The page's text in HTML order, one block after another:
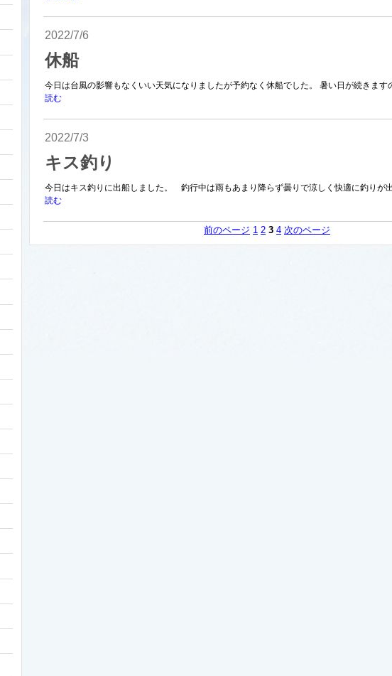
2022/7/6
休船
今日は台風の影響もなくいい天気になりましたが予約なく休船でした。 暑い日が続きます
読む
2022/7/3
キス釣り
今日はキス釣りに出船しました。 釣行中は雨もあまり降らず曇りで涼しく快適に釣りが
読む
前のページ 1 2 3 4 次のページ